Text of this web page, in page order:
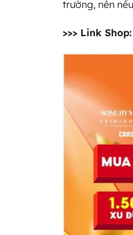
trường, nên
>>> Link Shop: